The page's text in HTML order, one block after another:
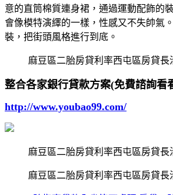
意的直筒棉質連身裙，通過運動配飾的
會像模特演繹的一樣，性感又不失帥氣
裝，把街頭風格進行到底。
麻豆區二胎房貸利率西屯區房貸
整合各家銀行貸款方案(免費諮詢看
http://www.youbao99.com/
麻豆區二胎房貸利率西屯區房貸
麻豆區二胎房貸利率西屯區房貸